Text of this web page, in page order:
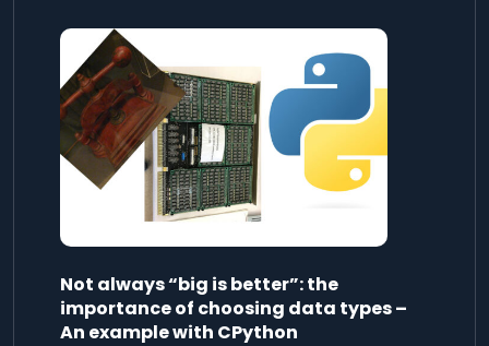
Not always “big is better”: the
importance of choosing data types –
An example with CPython